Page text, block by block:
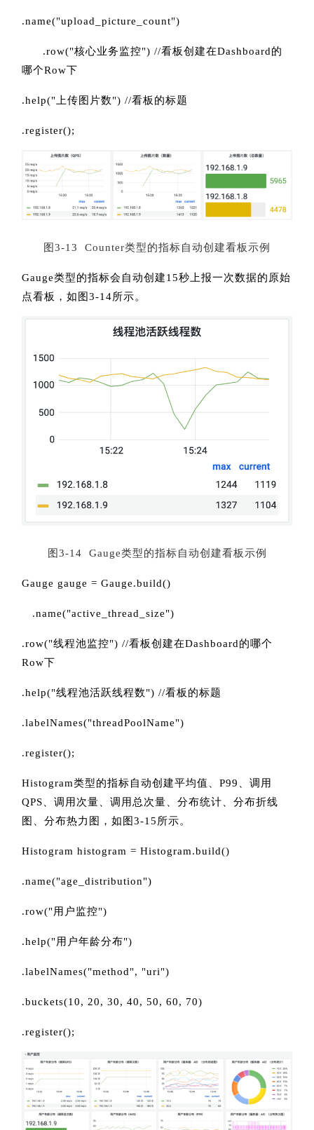
.name("upload_picture_count")
.row("核心业务监控") //看板创建在Dashboard的
哪个Row下
.help("上传图片数") //看板的标题
.register();
图3-13 Counter类型的指标自动创建看板示例
Gauge类型的指标会自动创建15秒上报一次数据的原始
点看板，如图3-14所示。
图3-14 Gauge类型的指标自动创建看板示例
Gauge gauge = Gauge.build()
.name("active_thread_size")
.row("线程池监控") //看板创建在Dashboard的哪个
Row下
.help("线程池活跃线程数") //看板的标题
.labelNames("threadPoolName")
.register();
Histogram类型的指标自动创建平均值、P99、调用
QPS、调用次量、调用总次量、分布统计、分布折线
图、分布热力图，如图3-15所示。
Histogram histogram = Histogram.build()
.name("age_distribution")
.row("用户监控")
.help("用户年龄分布")
.labelNames("method", "uri")
.buckets(10, 20, 30, 40, 50, 60, 70)
.register();